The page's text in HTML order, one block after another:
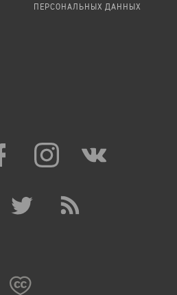
ПЕРСОНАЛЬНЫХ ДАННЫХ